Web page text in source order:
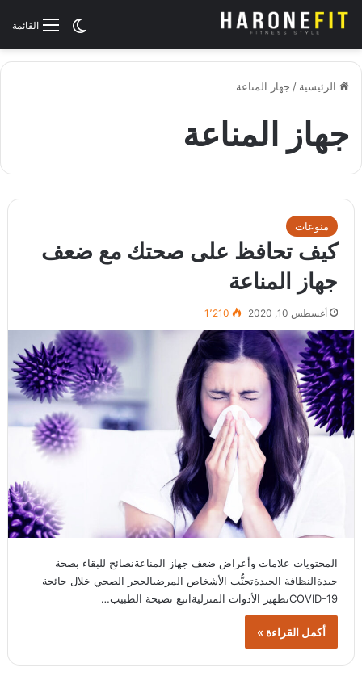
القائمةالوضع
الرئيسية / جهاز المناعة
جهاز المناعة
منوعات
كيف تحافظ على صحتك مع ضعف
جهاز المناعة
أغسطس 10, 2020 1٬210
المحتويات علامات وأعراض ضعف جهاز المناعةنصائح للبقاء بصحة
جيدةالنظافة الجيدةتجنُّب الأشخاص المرضىالحجر الصحي خلال جائحة
COVID-19تطهير الأدوات المنزليةاتبع نصيحة الطبيب…
أكمل القراءة »